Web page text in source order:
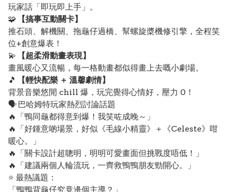
玩家話「即玩即上手」。
🧩
【搞事互動關卡】
推石頭、解機關、拖龜仔過橋、幫螺旋槳機修引擎，全程笑
位+創意爆表！
💫
【超柔滑動畫表現】
畫風暖心又流暢，每一格動畫都似得畫上去嘅小劇場。
🎵
【輕快配樂 ＋ 溫馨劇情】
背景音樂悠閒 chill 爆，玩完覺得心情好，壓力 0！
🗣️ 巴哈姆特玩家熱烈討論話題
🔥「鴨同龜都得意到爆！我笑咗成晚～」
🔥「好鍾意啲場景，好似《毛線小精靈》＋《Celeste》咁
暖心。」
🔥「關卡設計超聰明，明明可愛畫面但挑戰度唔低！」
🔥「建議兩個人輪流玩，一齊救鴨鴨朋友勁開心。」
⭐ 最熱議題：
「鴨鴨背龜仔究竟邊個主導？」